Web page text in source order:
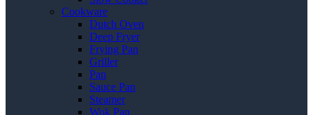
Cookware
Dutch Oven
Deep Fryer
Frying Pan
Griller
Pan
Sauce Pan
Steamer
Wok Pan